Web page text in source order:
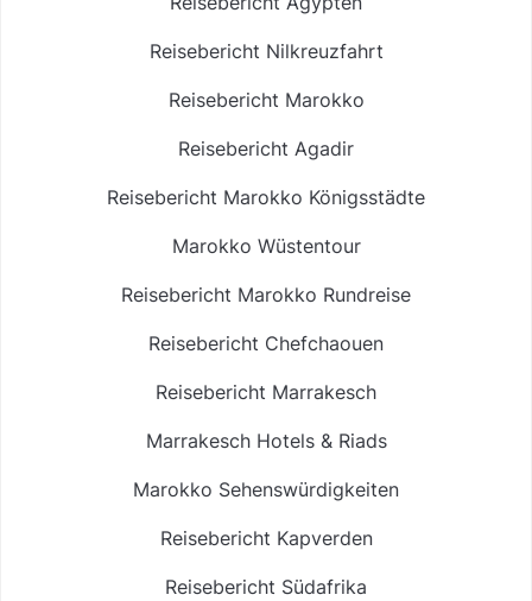
Reisebericht Nilkreuzfahrt
Reisebericht Marokko
Reisebericht Agadir
Reisebericht Marokko Königsstädte
Marokko Wüstentour
Reisebericht Marokko Rundreise
Reisebericht Chefchaouen
Reisebericht Marrakesch
Marrakesch Hotels & Riads
Marokko Sehenswürdigkeiten
Reisebericht Kapverden
Reisebericht Südafrika